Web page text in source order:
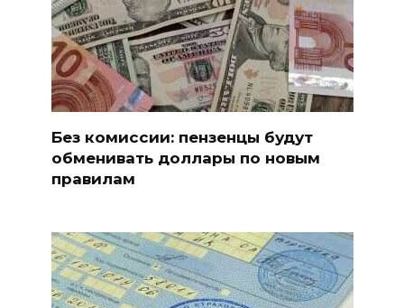
Без комиссии: пензенцы будут
обменивать доллары по новым
правилам